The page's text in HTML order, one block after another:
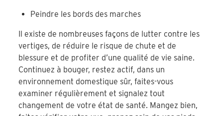
Peindre les bords des marches
Il existe de nombreuses façons de lutter contre les
vertiges, de réduire le risque de chute et de
blessure et de profiter d’une qualité de vie saine.
Continuez à bouger, restez actif, dans un
environnement domestique sûr, faites-vous
examiner régulièrement et signalez tout
changement de votre état de santé. Mangez bien,